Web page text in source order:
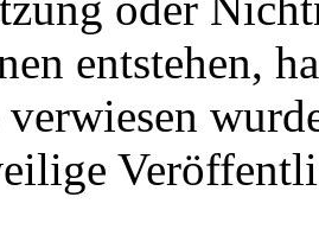
entstehen,